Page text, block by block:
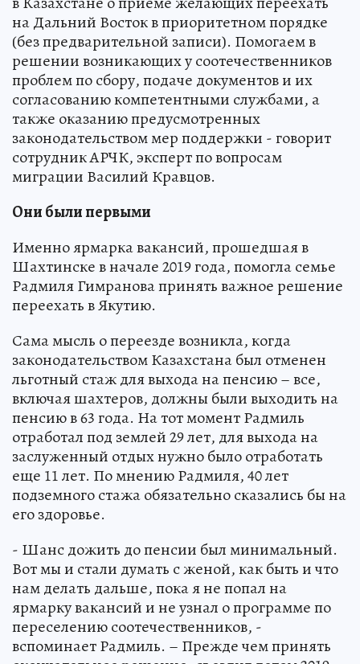
на Дальний Восток в приоритетном порядке
(без предварительной записи). Помогаем в
решении возникающих у соотечественников
проблем по сбору, подаче документов и их
согласованию компетентными службами, а
также оказанию предусмотренных
законодательством мер поддержки - говорит
сотрудник АРЧК, эксперт по вопросам
миграции Василий Кравцов.
Они были первыми
Именно ярмарка вакансий, прошедшая в
Шахтинске в начале 2019 года, помогла семье
Радмиля Гимранова принять важное решение
переехать в Якутию.
Сама мысль о переезде возникла, когда
законодательством Казахстана был отменен
льготный стаж для выхода на пенсию – все,
включая шахтеров, должны были выходить на
пенсию в 63 года. На тот момент Радмиль
отработал под землей 29 лет, для выхода на
заслуженный отдых нужно было отработать
еще 11 лет. По мнению Радмиля, 40 лет
подземного стажа обязательно сказались бы на
его здоровье.
- Шанс дожить до пенсии был минимальный.
Вот мы и стали думать с женой, как быть и что
нам делать дальше, пока я не попал на
ярмарку вакансий и не узнал о программе по
переселению соотечественников, -
вспоминает Радмиль. – Прежде чем принять